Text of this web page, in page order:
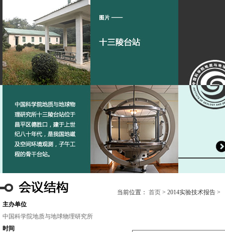
主办单位
中国科学院地质与地球物理研究所
时间
当前位置： 首页 > 2014实验技术报告 >